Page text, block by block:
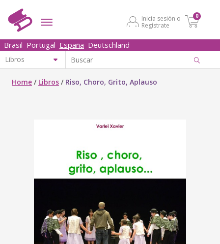
Inicia sesión o
Regístrate
0
Brasil Portugal España Deutschland
Home / Libros / Riso, Choro, Grito, Aplauso